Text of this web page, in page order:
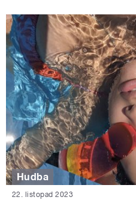
Hudba
22. listopad 2023